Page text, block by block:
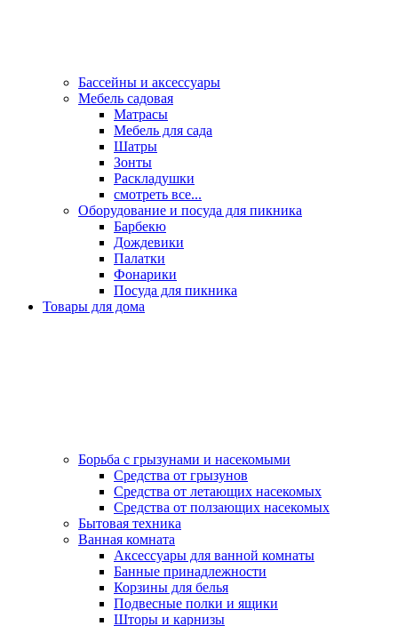
Бассейны и аксессуары
Мебель садовая
Матрасы
Мебель для сада
Шатры
Зонты
Раскладушки
смотреть все...
Оборудование и посуда для пикника
Барбекю
Дождевики
Палатки
Фонарики
Посуда для пикника
Товары для дома
Борьба с грызунами и насекомыми
Средства от грызунов
Средства от летающих насекомых
Средства от ползающих насекомых
Бытовая техника
Ванная комната
Аксессуары для ванной комнаты
Банные принадлежности
Корзины для белья
Подвесные полки и ящики
Шторы и карнизы